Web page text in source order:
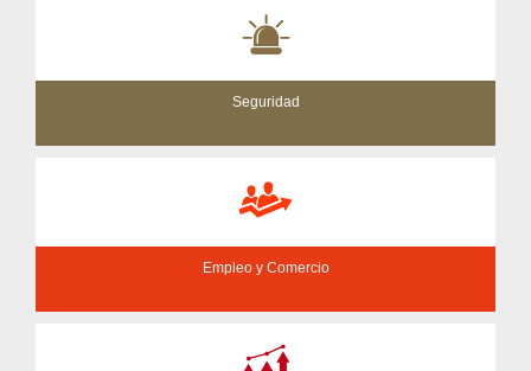
Seguridad
Empleo y Comercio